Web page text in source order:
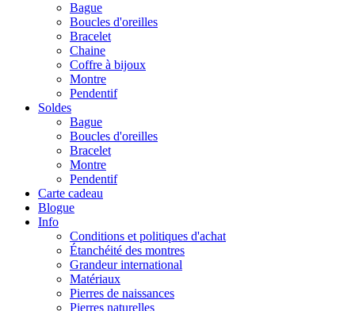
Bague
Boucles d'oreilles
Bracelet
Chaine
Coffre à bijoux
Montre
Pendentif
Soldes
Bague
Boucles d'oreilles
Bracelet
Montre
Pendentif
Carte cadeau
Blogue
Info
Conditions et politiques d'achat
Étanchéité des montres
Grandeur international
Matériaux
Pierres de naissances
Pierres naturelles